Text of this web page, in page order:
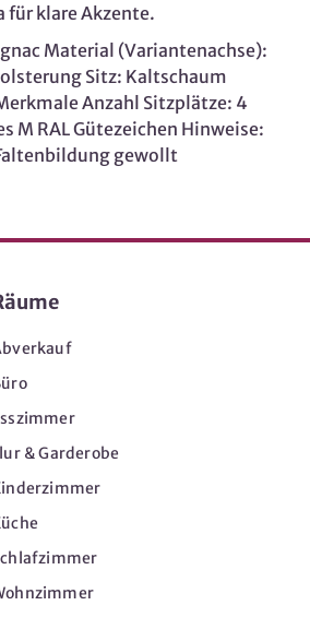
für klare Akzente.
Material (Variantenachse):
Sitz: Kaltschaum
Anzahl Sitzplätze: 4
M RAL Gütezeichen Hinweise:
gewollt
& Garderobe